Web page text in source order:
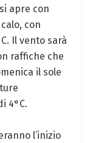
apre con
con
Il vento sarà
raffiche che
il sole
4°C.
l’inizio